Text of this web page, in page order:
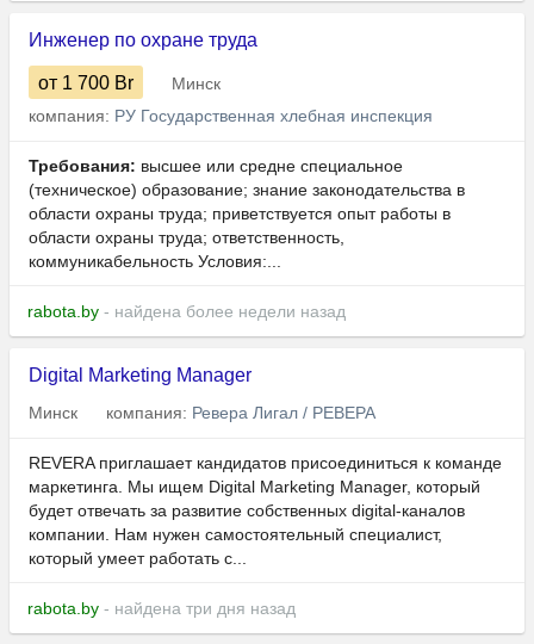
Инженер по охране труда
от 1 700 Br
Минск
компания: РУ Государственная хлебная инспекция
Требования: высшее или средне специальное
(техническое) образование; знание законодательства в
области охраны труда; приветствуется опыт работы в
области охраны труда; ответственность,
коммуникабельность Условия:...
rabota.by - найдена более недели назад
Digital Marketing Manager
Минск компания: Ревера Лигал / РЕВЕРА
REVERA приглашает кандидатов присоединиться к команде
маркетинга. Мы ищем Digital Marketing Manager, который
будет отвечать за развитие собственных digital-каналов
компании. Нам нужен самостоятельный специалист,
который умеет работать с...
rabota.by - найдена три дня назад